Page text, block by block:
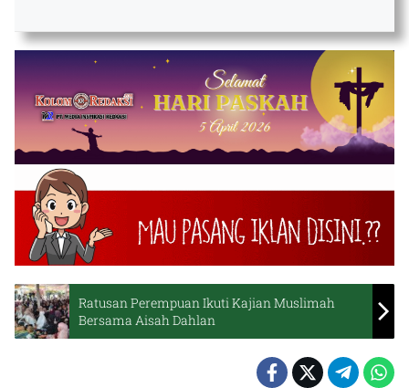
Ratusan Perempuan Ikuti Kajian Muslimah
Bersama Aisah Dahlan